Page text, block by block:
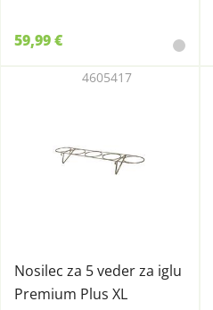
59,99 €
Nosilec za 5 veder za iglu
Premium Plus XL
4605417